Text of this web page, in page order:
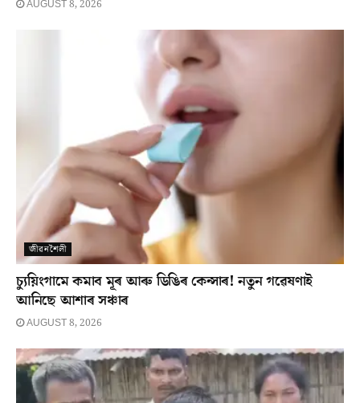
AUGUST 8, 2026
জীৱনশৈলী
চ্যুয়িংগামে কমাব মূৰ আৰু ডিঙিৰ কেন্সাৰ! নতুন গৱেষণাই
আনিছে আশাৰ সঞ্চাৰ
AUGUST 8, 2026